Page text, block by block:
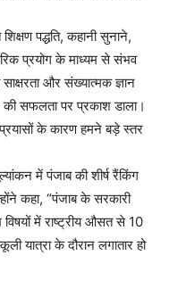
पद्धति, कहानी सुनाने,
प्रयोग के माध्यम से संभव
साक्षरता और संख्यात्मक ज्ञान
सफलता पर प्रकाश डाला।
के कारण हमने बड़े स्तर
में पंजाब की शीर्ष रैंकिंग
कहा, “पंजाब के सरकारी
विषयों में राष्ट्रीय औसत से 10
यात्रा के दौरान लगातार हो